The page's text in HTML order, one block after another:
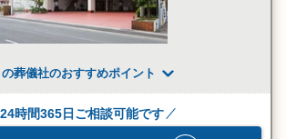
の葬儀社のおすすめポイント
24時間365日ご相談可能です